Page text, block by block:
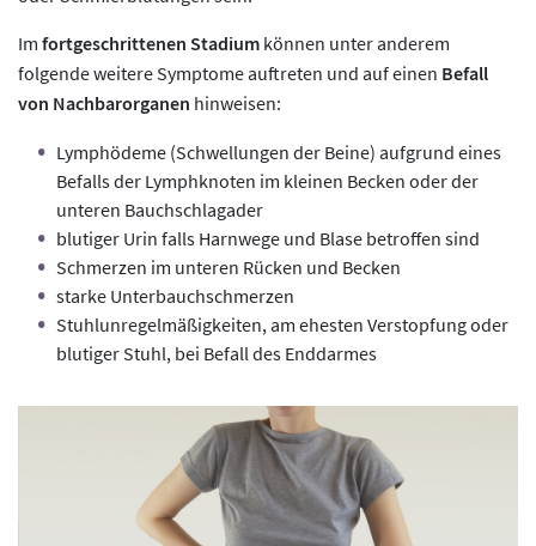
Im fortgeschrittenen Stadium können unter anderem
folgende weitere Symptome auftreten und auf einen Befall
von Nachbarorganen hinweisen:
Lymphödeme (Schwellungen der Beine) aufgrund eines
Befalls der Lymphknoten im kleinen Becken oder der
unteren Bauchschlagader
blutiger Urin falls Harnwege und Blase betroffen sind
Schmerzen im unteren Rücken und Becken
starke Unterbauchschmerzen
Stuhlunregelmäßigkeiten, am ehesten Verstopfung oder
blutiger Stuhl, bei Befall des Enddarmes